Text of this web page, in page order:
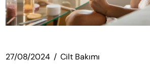
27/08/2024 Cilt Bakımı